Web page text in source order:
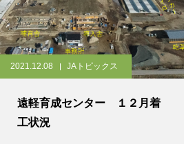
2021.12.08 JAトピックス
遠軽育成センター １２月着
工状況